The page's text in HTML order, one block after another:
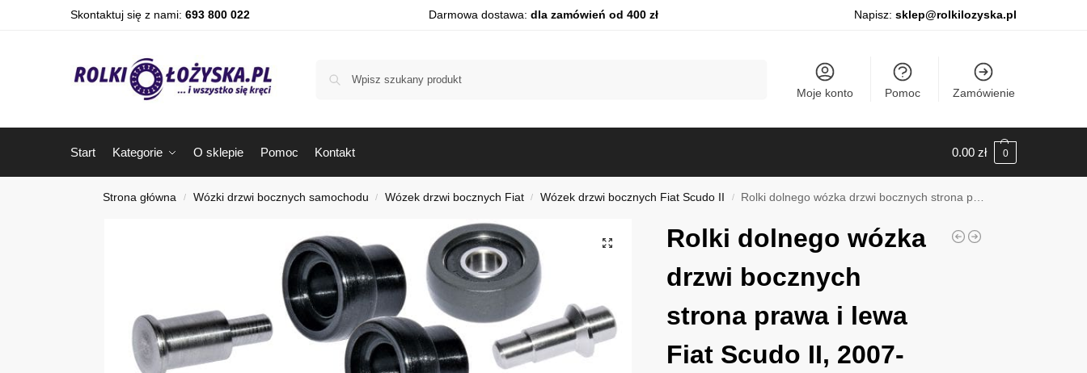
Skontaktuj się z nami: 693 800 022 Darmowa dostawa: dla zamówień od 400 zł Napisz: sklep@rolkilozyska.pl
Moje konto Pomoc Zamówienie
Start Kategorie O sklepie Pomoc Kontakt 0.00 zł 0
Strona główna / Wózki drzwi bocznych samochodu / Wózek drzwi bocznych Fiat / Wózek drzwi bocznych Fiat Scudo II / Rolki dolnego wózka drzwi bocznych strona prawa i lewa Fiat Scudo II, 2007-2016, 011138-24
Rolki dolnego wózka
drzwi bocznych
strona prawa i lewa
Fiat Scudo II, 2007-